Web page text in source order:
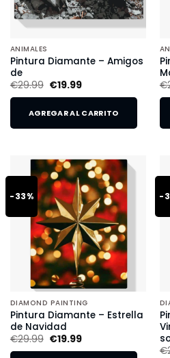
ANIMALES
Pintura Diamante – Amigos
de
€29.99 €19.99
AGREGAR AL CARRITO
€
-33%
DIAMOND PAINTING
Pintura Diamante – Estrella
de Navidad
€29.99 €19.99
-
€